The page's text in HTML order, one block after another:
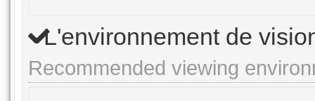
L'environnement de
Recommended viewing